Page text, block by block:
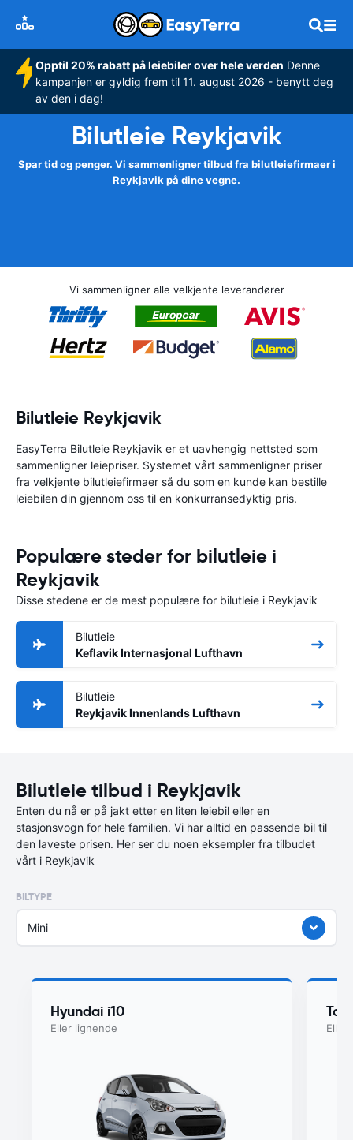
Opptil 20% rabatt på leiebiler over hele verden Denne
kampanjen er gyldig frem til 11. august 2026 - benytt deg
av den i dag!
Bilutleie Reykjavik
Spar tid og penger. Vi sammenligner tilbud fra bilutleiefirmaer i
Reykjavik på dine vegne.
Vi sammenligner alle velkjente leverandører
Bilutleie Reykjavik
EasyTerra Bilutleie Reykjavik er et uavhengig nettsted som
sammenligner leiepriser. Systemet vårt sammenligner priser
fra velkjente bilutleiefirmaer så du som en kunde kan bestille
leiebilen din gjennom oss til en konkurransedyktig pris.
Populære steder for bilutleie i
Reykjavik
Disse stedene er de mest populære for bilutleie i Reykjavik
Bilutleie
Keflavik Internasjonal Lufthavn
Bilutleie
Reykjavik Innenlands Lufthavn
Bilutleie tilbud i Reykjavik
Enten du nå er på jakt etter en liten leiebil eller en
stasjonsvogn for hele familien. Vi har alltid en passende bil til
den laveste prisen. Her ser du noen eksempler fra tilbudet
vårt i Reykjavik
BILTYPE
Mini
Hyundai i10
Eller lignende Eller